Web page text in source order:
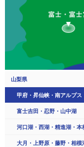
山梨県
甲府・昇仙峡・南アルプス
富士吉田・忍野・山中湖
河口湖・西湖・精進湖・本
大月・上野原・藤野・相模